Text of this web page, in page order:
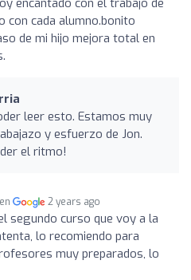
con cada alumno.bonito
de mi hijo mejora total en
leer esto. Estamos muy
y esfuerzo de Jon.
el ritmo!
2 years ago
segundo curso que voy a la
lo recomiendo para
muy preparados, lo